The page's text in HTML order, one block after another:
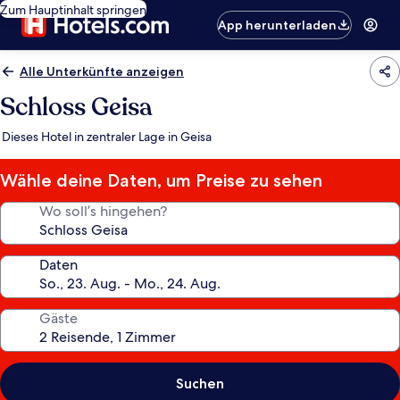
Zum Hauptinhalt springen
App herunterladen
Alle Unterkünfte anzeigen
Schloss Geisa
Dieses Hotel in zentraler Lage in Geisa
Wähle deine Daten, um Preise zu sehen
Wo soll’s hingehen?
Daten
Gäste
Suchen